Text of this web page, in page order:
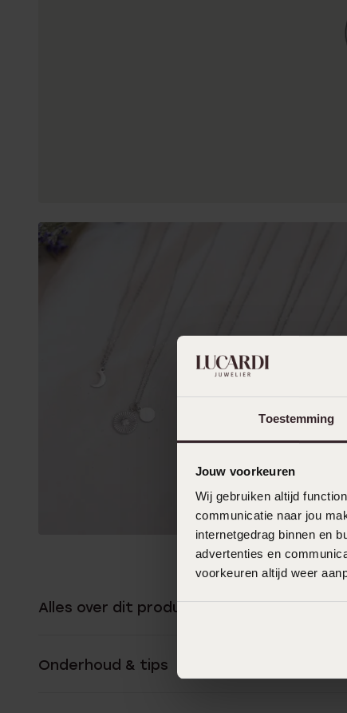
Toestemming
Jouw voorkeuren
Wij gebruiken altijd
communicatie naar jou
internetgedrag binnen en
advertenties en
voorkeuren altijd weer
Alles over dit product
Onderhoud & tips